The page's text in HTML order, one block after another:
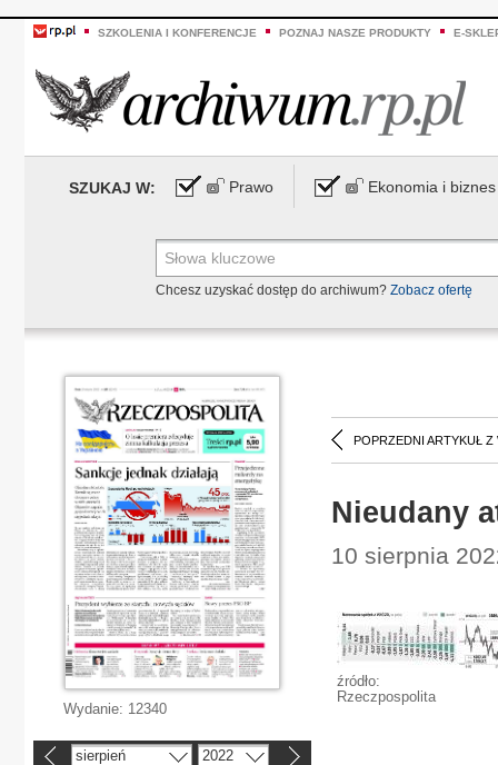
SZKOLENIA I KONFERENCJE POZNAJ NASZE PRODUKTY E-
SZUKAJ W: Prawo Ekonomia i biznes
Chcesz uzyskać dostęp do archiwum? Zobacz ofertę
POPRZEDNI ARTYKUŁ Z
Nieudany
10 sierpnia
źródło:
Rzeczpospolita
Wydanie: 12340
sierpień 2022